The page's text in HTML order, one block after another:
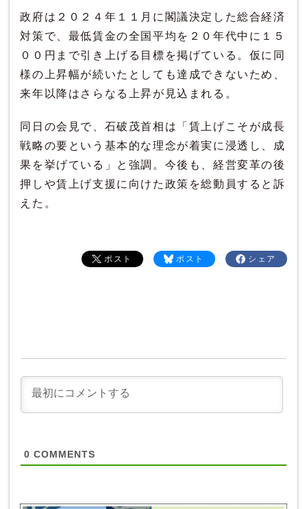
政府は２０２４年１１月に閣議決定した総合経済
対策で、最低賃金の全国平均を２０年代中に１５
００円まで引き上げる目標を掲げている。仮に同
様の上昇幅が続いたとしても達成できないため、
来年以降はさらなる上昇が見込まれる。
同日の会見で、石破茂首相は「賃上げこそが成長
戦略の要という基本的な理念が着実に浸透し、成
果を挙げている」と強調。今後も、経営変革の後
押しや賃上げ支援に向けた政策を総動員すると訴
えた。
シェア
ポスト
ポスト
0 COMMENTS